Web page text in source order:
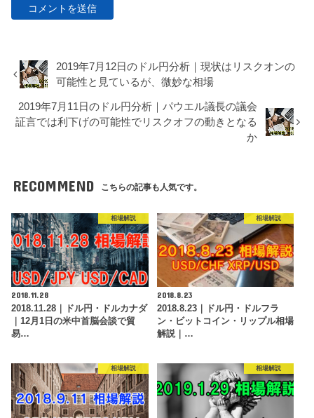
2019年7月12日のドル円分析｜現状はリスクオンの
可能性と見ているが、微妙な相場
2019年7月11日のドル円分析｜パウエル議長の議会
証言では利下げの可能性でリスクオフの動きとなる
か
RECOMMEND こちらの記事も人気です。
相場解説
2018.11.28
2018.11.28｜ドル円・ドルカナダ
｜12月1日の米中首脳会談で貿
易…
相場解説
2018.8.23
2018.8.23｜ドル円・ドルフラ
ン・ビットコイン・リップル相場
解説｜…
相場解説 相場解説